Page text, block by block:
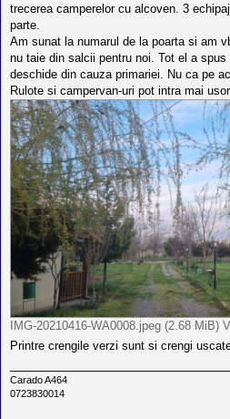
trecerea camperelor cu alcoven. 3
parte.
Am sunat la numarul de la poarta si am
nu taie din salcii pentru noi. Tot el a
deschide din cauza primariei. Nu ca pe
Rulote si campervan-uri pot intra mai
IMG-20210416-WA0008.jpeg (2.68 MiB)
Printre crengile verzi sunt si crengi
Carado A464
0723830014